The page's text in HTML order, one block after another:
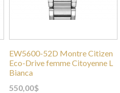
EW5600-52D Montre Citizen
Eco-Drive femme Citoyenne L
Bianca
550,00$